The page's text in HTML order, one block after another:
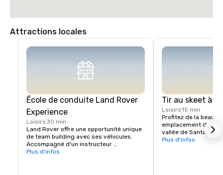
Attractions locales
École de conduite Land Rover
Experience
Loisirs 30 min
Land Rover offre une opportunité unique
de team building avec ses véhicules.
Accompagné d'un instructeur
professionnel, votre groupe apprendra à
Plus d'infos
Tir au skeet à
Loisirs15 min
Profitez de la
emplacement dans
vallée de Santa
Experience Package,
Plus d'infos